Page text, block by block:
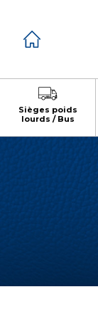
Sièges poids
lourds / Bus